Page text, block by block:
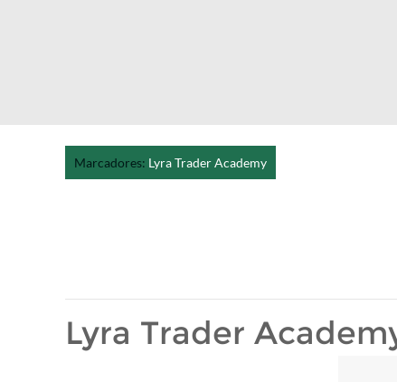
Marcadores: Lyra Trader Academy
Lyra Trader